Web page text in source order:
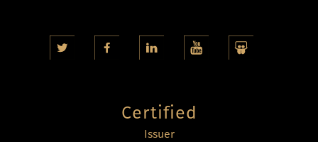
Certified
Issuer